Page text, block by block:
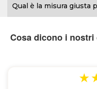
Qual è la misura giusta
Cosa dicono i nostri